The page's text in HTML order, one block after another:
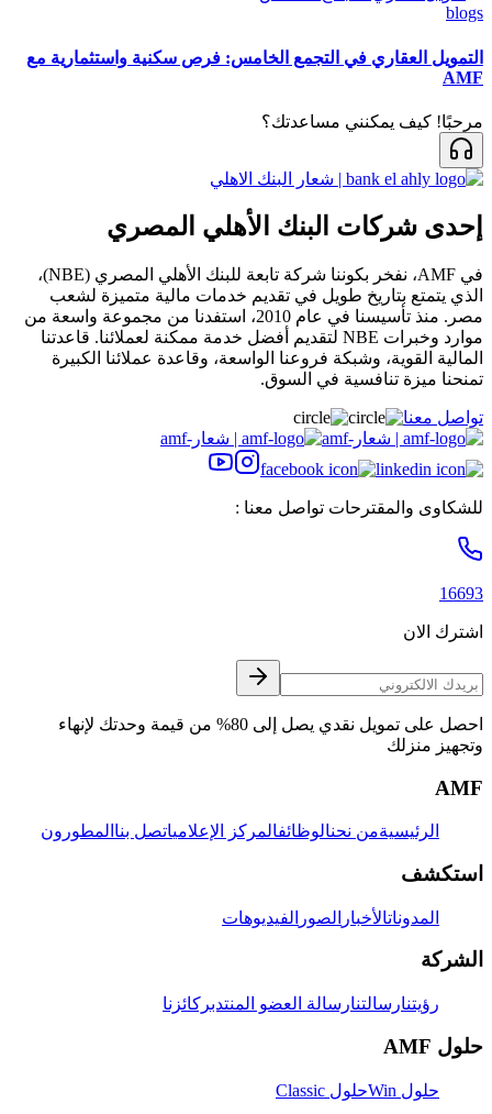
blogs
التمويل العقاري في التجمع الخامس: فرص سكنية واستثمارية مع
AMF
مرحبًا! كيف يمكنني مساعدتك؟
إحدى شركات البنك الأهلي المصري
في AMF، نفخر بكوننا شركة تابعة للبنك الأهلي المصري (NBE)،
الذي يتمتع بتاريخ طويل في تقديم خدمات مالية متميزة لشعب
مصر. منذ تأسيسنا في عام 2010، استفدنا من مجموعة واسعة من
موارد وخبرات NBE لتقديم أفضل خدمة ممكنة لعملائنا. قاعدتنا
المالية القوية، وشبكة فروعنا الواسعة، وقاعدة عملائنا الكبيرة
تمنحنا ميزة تنافسية في السوق.
تواصل معنا
للشكاوى والمقترحات تواصل معنا :
16693
اشترك الان
احصل على تمويل نقدي يصل إلى 80% من قيمة وحدتك لإنهاء
وتجهيز منزلك
AMF
الرئيسيةمن نحنالوظائفالمركز الإعلامياتصل بنا المطورون
استكشف
المدوناتالأخبار الصور الفيديوهات
الشركة
رؤيتنارسالتنارسالة العضو المنتدبركائزنا
حلول AMF
حلول Win حلول Classic